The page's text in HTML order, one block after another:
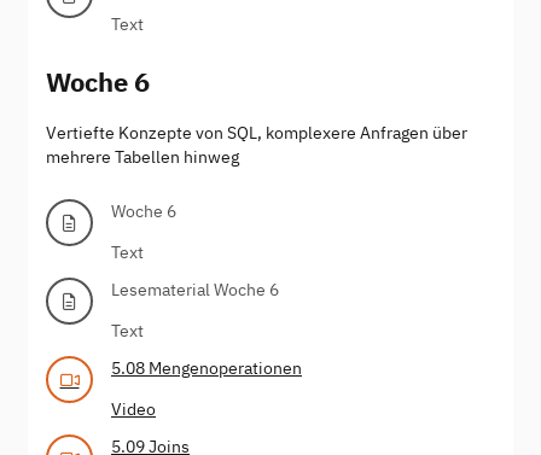
Text
Woche 6
Vertiefte Konzepte von SQL, komplexere Anfragen über
mehrere Tabellen hinweg
Woche 6
Text
Lesematerial Woche 6
Text
5.08 Mengenoperationen
Video
5.09 Joins